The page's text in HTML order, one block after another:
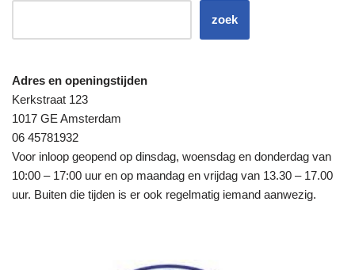
zoek
Adres en openingstijden
Kerkstraat 123
1017 GE Amsterdam
06 45781932
Voor inloop geopend op dinsdag, woensdag en donderdag van
10:00 – 17:00 uur en op maandag en vrijdag van 13.30 – 17.00
uur. Buiten die tijden is er ook regelmatig iemand aanwezig.